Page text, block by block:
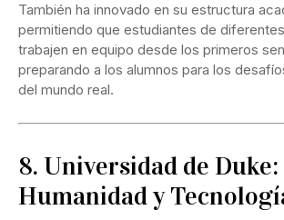
También ha innovado en su estructura
permitiendo que estudiantes de
trabajen en equipo desde los primeros
preparando a los alumnos para los
del mundo real.
8. Universidad de
Humanidad y